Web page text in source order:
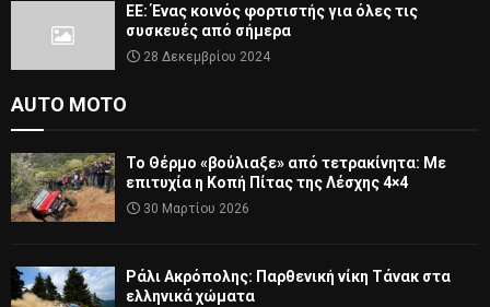
ΕΕ: Ένας κοινός φορτιστής για όλες τις
συσκευές από σήμερα
28 Δεκεμβρίου 2024
AUTO MOTO
Το Θέρμο «βούλιαξε» από τετρακίνητα: Με
επιτυχία η Κοπή Πίτας της Λέσχης 4×4
30 Μαρτίου 2026
Ράλι Ακρόπολης: Παρθενική νίκη Τάνακ στα
ελληνικά χώματα